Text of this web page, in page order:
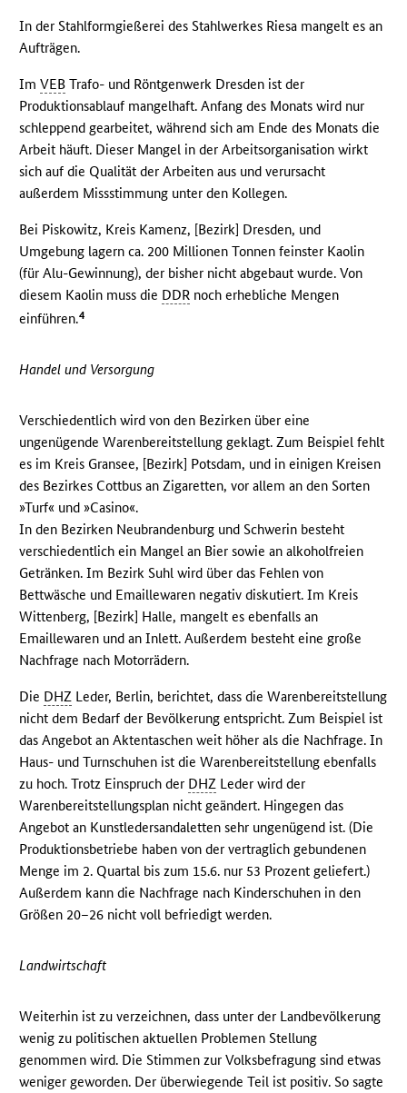
In der Stahlformgießerei des Stahlwerkes Riesa mangelt es an
Aufträgen.
ImVEB Trafo- und Röntgenwerk Dresden ist der
Produktionsablauf mangelhaft. Anfang des Monats wird nur
schleppend gearbeitet, während sich am Ende des Monats die
Arbeit häuft. Dieser Mangel in der Arbeitsorganisation wirkt
sich auf die Qualität der Arbeiten aus und verursacht
außerdem Missstimmung unter den Kollegen.
Bei Piskowitz, Kreis Kamenz, [Bezirk] Dresden, und
Umgebung lagern ca. 200 Millionen Tonnen feinster Kaolin
(für Alu-Gewinnung), der bisher nicht abgebaut wurde. Von
diesem Kaolin muss die DDR noch erhebliche Mengen
einführen.4
Handel und Versorgung
Verschiedentlich wird von den Bezirken über eine
ungenügende Warenbereitstellung geklagt. Zum Beispiel fehlt
es im Kreis Gransee, [Bezirk] Potsdam, und in einigen Kreisen
des Bezirkes Cottbus an Zigaretten, vor allem an den Sorten
»Turf« und »Casino«.
In den Bezirken Neubrandenburg und Schwerin besteht
verschiedentlich ein Mangel an Bier sowie an alkoholfreien
Getränken. Im Bezirk Suhl wird über das Fehlen von
Bettwäsche und Emaillewaren negativ diskutiert. Im Kreis
Wittenberg, [Bezirk] Halle, mangelt es ebenfalls an
Emaillewaren und an Inlett. Außerdem besteht eine große
Nachfrage nach Motorrädern.
Die DHZ Leder, Berlin, berichtet, dass die Warenbereitstellung
nicht dem Bedarf der Bevölkerung entspricht. Zum Beispiel ist
das Angebot an Aktentaschen weit höher als die Nachfrage. In
Haus- und Turnschuhen ist die Warenbereitstellung ebenfalls
zu hoch. Trotz Einspruch der DHZ Leder wird der
Warenbereitstellungsplan nicht geändert. Hingegen das
Angebot an Kunstledersandaletten sehr ungenügend ist. (Die
Produktionsbetriebe haben von der vertraglich gebundenen
Menge im 2. Quartal bis zum 15.6. nur 53 Prozent geliefert.)
Außerdem kann die Nachfrage nach Kinderschuhen in den
Größen 20–26 nicht voll befriedigt werden.
Landwirtschaft
Weiterhin ist zu verzeichnen, dass unter der Landbevölkerung
wenig zu politischen aktuellen Problemen Stellung
genommen wird. Die Stimmen zur Volksbefragung sind etwas
weniger geworden. Der überwiegende Teil ist positiv. So sagte